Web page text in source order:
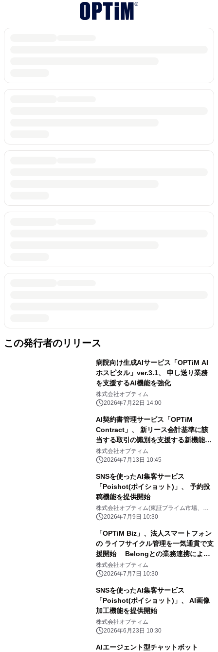
この発行者のリリース
病院向け生成AIサービス「OPTiM AI
ホスピタル」ver.3.1、 申し送り業務
を支援するAI機能を強化
株式会社オプティム
2026年7月22日 14:00
AI契約書管理サービス「OPTiM
Contract」、 新リース会計基準に該
当する取引の識別を支援する新機能を
提供開始 ～リース該当性の判定作業に
かかる工数を削減～
株式会社オプティム
2026年7月13日 10:45
SNSを使ったAI集客サービス
「Poishot(ポイショット)」、 予約投
稿機能を提供開始
株式会社オプティム(東証プライム市場、コ
ード：3694)
2026年7月9日 10:30
「OPTiM Biz」、法人スマートフォン
の ライフサイクル管理を一気通貫で支
援開始 Belongとの業務連携によ
り、セキュアな売却・処分への シーム
レスな導線を提供
株式会社オプティム
2026年7月7日 10:30
SNSを使ったAI集客サービス
「Poishot(ポイショット)」、 AI画像
加工機能を提供開始
株式会社オプティム
2026年6月23日 10:30
AIエージェント型チャットボット